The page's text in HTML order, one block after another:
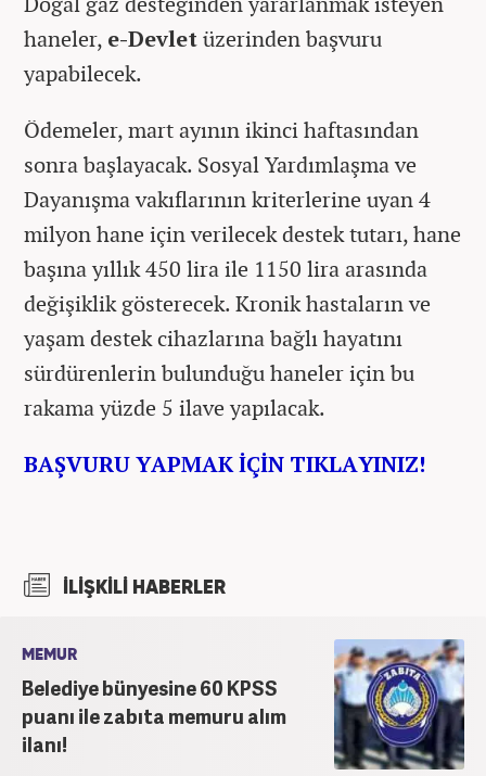
haneler, e-Devletüzerinden başvuru
yapabilecek.
Ödemeler, mart ayının ikinci haftasından
sonra başlayacak. Sosyal Yardımlaşma ve
Dayanışma vakıflarının kriterlerine uyan 4
milyon hane için verilecek destek tutarı, hane
başına yıllık 450 lira ile 1150 lira arasında
değişiklik gösterecek. Kronik hastaların ve
yaşam destek cihazlarına bağlı hayatını
sürdürenlerin bulunduğu haneler için bu
rakama yüzde 5 ilave yapılacak.
BAŞVURU YAPMAK İÇİN TIKLAYINIZ!
İLİŞKİLİ HABERLER
MEMUR
Belediye bünyesine 60 KPSS
puanı ile zabıta memuru alım
ilanı!